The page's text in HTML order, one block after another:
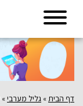
דף הבית » גליל מערבי»